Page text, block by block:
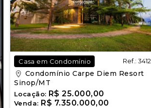
Casa em Condomínio Ref.: 3412
Condomínio Carpe Diem Resort
Sinop/MT
Locação: R$ 25.000,00
Venda: R$ 7.350.000,00